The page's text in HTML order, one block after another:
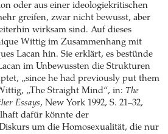
oder aus einer ideologiekritischen
greifen, zwar nicht bewusst, aber
wirksam sind. Auf dieses
Wittig im Zusammenhang mit
Lacan hin. Sie erklärt, es bestünde
im Unbewussten die Strukturen
„since he had previously put them
„The Straight Mind“, in: The
Essays, New York 1992, S. 21–32,
dafür könnte der
um die Homosexualität, die nur